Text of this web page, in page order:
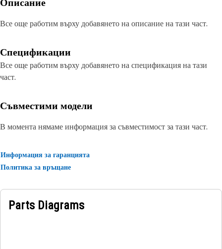
Описание
Все още работим върху добавянето на описание на тази част.
Спецификации
Все още работим върху добавянето на спецификация на тази
част.
Съвместими модели
В момента нямаме информация за съвместимост за тази част.
Информация за гаранцията
Политика за връщане
Parts Diagrams